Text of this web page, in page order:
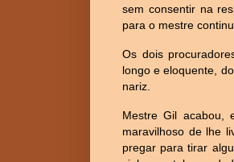
sem consentir na
para o mestre
Os dois
longo e eloquente,
nariz.
Mestre Gil acabou,
maravilhoso de lhe
pregar para tirar